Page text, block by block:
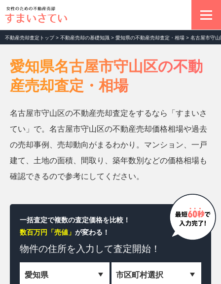
不動産売却の基本
マンション売却査定
土地売却査定
一戸建て売却査定
無料 一括査定スタート
不動産売却査定トップ > 不動産売却の基礎知識 > 愛知県の不動産売却査定・相場 > 名古屋市守
愛知県名古屋市守山区の不動
産売却査定・相場
名古屋市守山区の不動産売却査定をするなら「すまいさ
てい」で。名古屋市守山区の不動産売却価格相場や過去
の売却事例、売却動向がまるわかり。マンション、一戸
建て、土地の面積、間取り、築年数別などの価格相場も
確認できるので参考にしてください。
一括査定で複数の査定価格を比較！
数百万円「売値」 が変わる！
物件の住所を 入力して査定開始！